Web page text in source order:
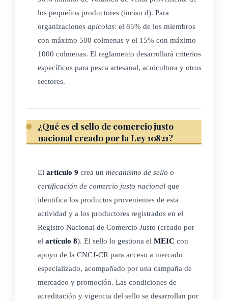
en cuenta tanto los derechos humanos laborales básicos como
trabajo decente, condiciones laborales dignas, no explotación
infantil, igualdad de género, entre otros. Asimismo, prácticas
democráticas y respetuosas, precios establecidos en común
acuerdo, participación de trabajadores en las decisiones y la
protección de la tierra.
organización de personas productoras, cuyos miembros
legales son pequeños(as) agricultores(as) individuales.
organización de pequeños productores, cuyos miembros
legales son exclusivamente organizaciones de 1er grado
afiliadas.
d) Pequeños productores: son agricultores que no dependen
estructuralmente del trabajo contratado permanente y que
gestionan su actividad productiva principalmente en torno a
la fuerza de trabajo familiar.
e) Registro: censo donde se hace constar, por autoridades
los pequeños productores (inciso d). Para
organizaciones apícolas: el 85% de los miembros
con máximo 500 colmenas y el 15% con máximo
1000 colmenas. El reglamento desarrollará criterios
específicos para pesca artesanal, acuicultura y otros
sectores.
¿Qué es el sello de comercio justo
nacional creado por la Ley 10821?
El artículo 9 crea un mecanismo de sello o
certificación de comercio justo nacional que
identifica los productos provenientes de esta
actividad y a los productores registrados en el
Registro Nacional de Comercio Justo (creado por
el artículo 8). El sello lo gestiona el MEIC con
apoyo de la CNCJ-CR para acceso a mercado
especializado, acompañado por una campaña de
mercadeo y promoción. Las condiciones de
acreditación y vigencia del sello se desarrollan por